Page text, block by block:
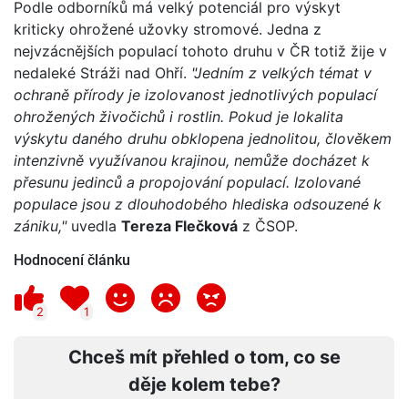
Podle odborníků má velký potenciál pro výskyt
kriticky ohrožené užovky stromové. Jedna z
nejvzácnějších populací tohoto druhu v ČR totiž žije v
nedaleké Stráži nad Ohří. "Jedním z velkých témat v
ochraně přírody je izolovanost jednotlivých populací
ohrožených živočichů i rostlin. Pokud je lokalita
výskytu daného druhu obklopena jednolitou, člověkem
intenzivně využívanou krajinou, nemůže docházet k
přesunu jedinců a propojování populací. Izolované
populace jsou z dlouhodobého hlediska odsouzené k
zániku," uvedla Tereza Flečková z ČSOP.
Hodnocení článku
2 1
Chceš mít přehled o tom, co se
děje kolem tebe?